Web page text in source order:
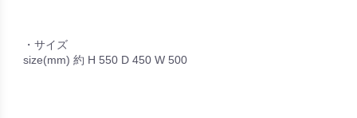
・サイズ
size(mm) 約 H 550 D 450 W 500